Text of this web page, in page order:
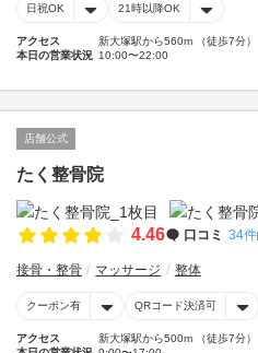
日祝OK 21時以降OK
アクセス
新大塚駅から560m （徒歩7分）
本日の営業状況 10:00〜22:00
店舗公式
たく整骨院
4.46 口コミ 34件
接骨・整骨 マッサージ 整体
クーポン有 QRコード決済可
アクセス
新大塚駅から500m （徒歩7分）